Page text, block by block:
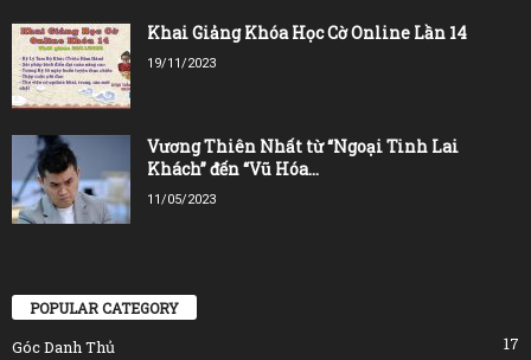
Khai Giảng Khóa Học Cờ Online Lần 14
19/11/2023
Vương Thiên Nhất từ “Ngoại Tinh Lai
Khách” đến “Vũ Hóa...
11/05/2023
POPULAR CATEGORY
Góc Danh Thủ 17